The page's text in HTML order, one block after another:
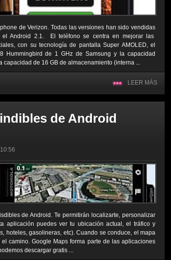
de Verizon. Todas las versiones han sido vendidas
el Android 2.1. El teléfono se centra en mejorar las
con su tecnología de pantalla Super AMOLED, el
Hummingbird de 1 GHz de Samsung y la capacidad
de 16 GB de almacenamiento (interna ...
LEER MÁS
de Android
de Android. Te permitirán localizarte, personalizar
aplicación puedes ver tu ubicación actual, el tráfico y
hoteles, gasolineras, etc). Cuando se conduce, el mapa
camino. Google Maps forma parte de las aplicaciones
descargar gratis ...